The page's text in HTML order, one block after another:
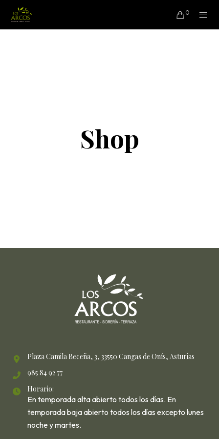
0
Shop
Plaza Camila Beceña, 3, 33550 Cangas de Onís, Asturias
985 84 92 77
Horario:
En temporada alta abierto todos los días. En
temporada baja abierto todos los días excepto lunes
noche y martes.